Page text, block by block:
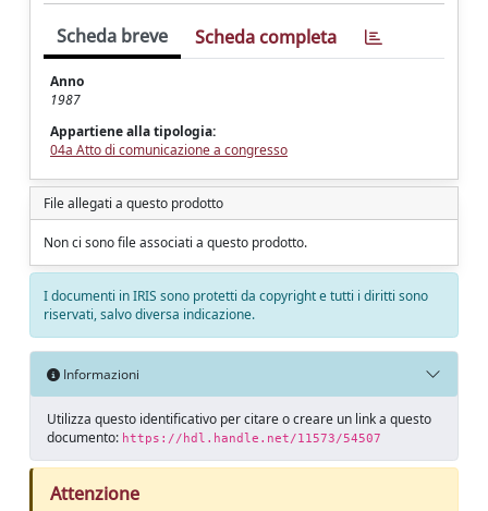
Scheda breve Scheda completa
Anno
1987
Appartiene alla tipologia:
04a Atto di comunicazione a congresso
File allegati a questo prodotto
Non ci sono file associati a questo prodotto.
I documenti in IRIS sono protetti da copyright e tutti i diritti sono
riservati, salvo diversa indicazione.
Informazioni
Utilizza questo identificativo per citare o creare un link a questo
documento: https://hdl.handle.net/11573/54507
Attenzione